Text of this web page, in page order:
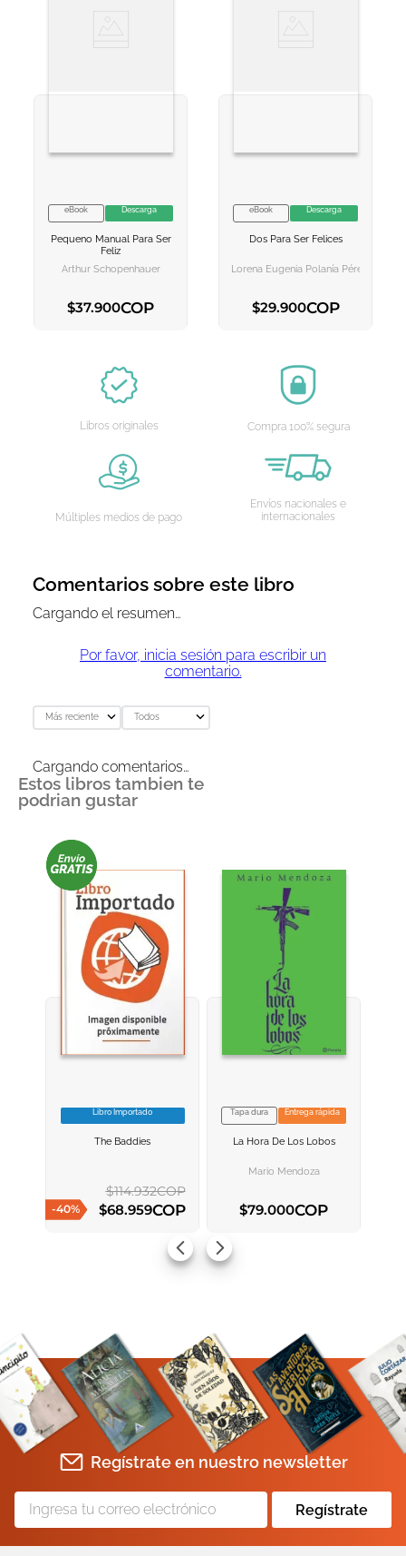
VER INFORMACION
AGREGAR AL
eBook Descarga
Pequeno Manual Para Ser
Feliz
Arthur Schopenhauer
$37.900COP
VER INFORMACION
eBook Descarga
Dos Para Ser Felices
Lorena Eugenia Polanía Pérez
$29.900COP
Libros originales Compra 100% segura
Múltiples medios de pago
Envíos nacionales e
internacionales
Comentarios sobre este libro
Cargando el resumen…
Por favor, inicia sesión para escribir un
comentario.
Más reciente Todos
Cargando comentarios…
Estos libros tambien te
podrian gustar
VER INFORMACION
Libro Importado
The Baddies
-40%
$114.932COP
$68.959COP
VER INFORMACION
Tapa dura Entrega rápida
La Hora De Los Lobos
Mario Mendoza
$79.000COP
Regístrate en nuestro newsletter
Regístrate